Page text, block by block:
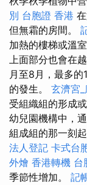
別 台胞證 香港
但無霜的房間。
加熱的樓梯或溫
上面部分也會在
月至8月，最多的
的發生。 玄濟宮
受組織組的形成
幼兒園機構中，
組成組的那一刻
法人登記 卡式台
外燴 香港轉機 台
季節性增加。 記